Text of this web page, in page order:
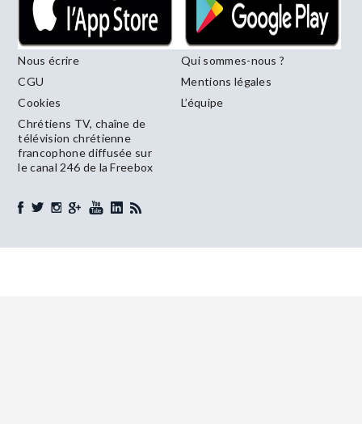
Nous écrire
Qui sommes-nous ?
CGU
Mentions légales
Cookies
L’équipe
Chrétiens TV, chaîne de
télévision chrétienne
francophone diffusée sur
le canal 246 de la Freebox